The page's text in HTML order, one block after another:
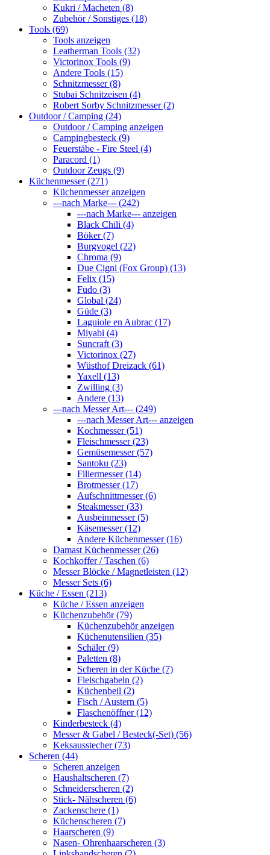
Kukri / Macheten (8)
Zubehör / Sonstiges (18)
Tools (69)
Tools anzeigen
Leatherman Tools (32)
Victorinox Tools (9)
Andere Tools (15)
Schnitzmesser (8)
Stubai Schnitzeisen (4)
Robert Sorby Schnitzmesser (2)
Outdoor / Camping (24)
Outdoor / Camping anzeigen
Campingbesteck (9)
Feuerstäbe - Fire Steel (4)
Paracord (1)
Outdoor Zeugs (9)
Küchenmesser (271)
Küchenmesser anzeigen
---nach Marke--- (242)
---nach Marke--- anzeigen
Black Chili (4)
Böker (7)
Burgvogel (22)
Chroma (9)
Due Cigni (Fox Group) (13)
Felix (15)
Fudo (3)
Global (24)
Güde (3)
Laguiole en Aubrac (17)
Miyabi (4)
Suncraft (3)
Victorinox (27)
Wüsthof Dreizack (61)
Yaxell (13)
Zwilling (3)
Andere (13)
---nach Messer Art--- (249)
---nach Messer Art--- anzeigen
Kochmesser (51)
Fleischmesser (23)
Gemüsemesser (57)
Santoku (23)
Filiermesser (14)
Brotmesser (17)
Aufschnittmesser (6)
Steakmesser (33)
Ausbeinmesser (5)
Käsemesser (12)
Andere Küchenmesser (16)
Damast Küchenmesser (26)
Kochkoffer / Taschen (6)
Messer Blöcke / Magnetleisten (12)
Messer Sets (6)
Küche / Essen (213)
Küche / Essen anzeigen
Küchenzubehör (79)
Küchenzubehör anzeigen
Küchenutensilien (35)
Schäler (9)
Paletten (8)
Scheren in der Küche (7)
Fleischgabeln (2)
Küchenbeil (2)
Fisch / Austern (5)
Flaschenöffner (12)
Kinderbesteck (4)
Messer & Gabel / Besteck(-Set) (56)
Keksausstecher (73)
Scheren (44)
Scheren anzeigen
Haushaltscheren (7)
Schneiderscheren (2)
Stick- Nähscheren (6)
Zackenschere (1)
Küchenscheren (7)
Haarscheren (9)
Nasen- Ohrenhaarscheren (3)